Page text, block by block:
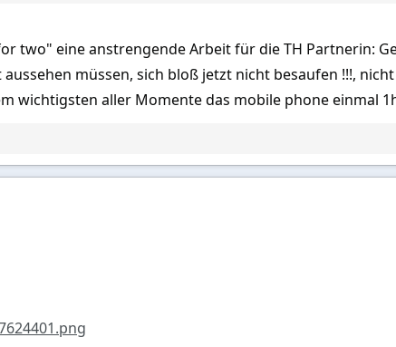
two" eine anstrengende Arbeit für die TH Partnerin:
müssen, sich bloß jetzt nicht besaufen !!!,
wichtigsten aller Momente das mobile phone einmal